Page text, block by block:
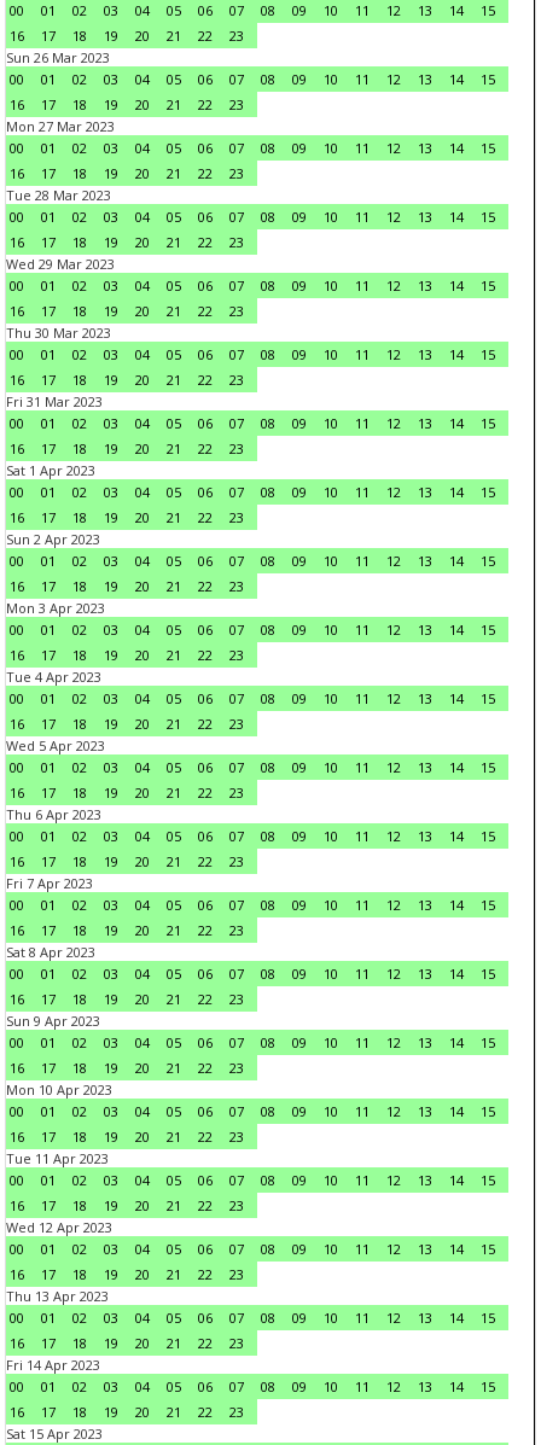
00
01 02 03 04 05 06 07 08 09 10 11 12 13 14
15
16
17 18 19 20 21 22
23
Sun 26 Mar 2023
00
01 02 03 04 05 06 07 08 09 10 11 12 13 14
15
16
17 18 19 20 21 22
23
Mon 27 Mar 2023
00
01 02 03 04 05 06 07 08 09 10 11 12 13 14
15
16
17 18 19 20 21 22
23
Tue 28 Mar 2023
00
01 02 03 04 05 06 07 08 09 10 11 12 13 14
15
16
17 18 19 20 21 22
23
Wed 29 Mar 2023
00
01 02 03 04 05 06 07 08 09 10 11 12 13 14
15
16
17 18 19 20 21 22
23
Thu 30 Mar 2023
00
01 02 03 04 05 06 07 08 09 10 11 12 13 14
15
16
17 18 19 20 21 22
23
Fri 31 Mar 2023
00
01 02 03 04 05 06 07 08 09 10 11 12 13 14
15
16
17 18 19 20 21 22
23
Sat 1 Apr 2023
00
01 02 03 04 05 06 07 08 09 10 11 12 13 14
15
16
17 18 19 20 21 22
23
Sun 2 Apr 2023
00
01 02 03 04 05 06 07 08 09 10 11 12 13 14
15
16
17 18 19 20 21 22
23
Mon 3 Apr 2023
00
01 02 03 04 05 06 07 08 09 10 11 12 13 14
15
16
17 18 19 20 21 22
23
Tue 4 Apr 2023
00
01 02 03 04 05 06 07 08 09 10 11 12 13 14
15
16
17 18 19 20 21 22
23
Wed 5 Apr 2023
00
01 02 03 04 05 06 07 08 09 10 11 12 13 14
15
16
17 18 19 20 21 22
23
Thu 6 Apr 2023
00
01 02 03 04 05 06 07 08 09 10 11 12 13 14
15
16
17 18 19 20 21 22
23
Fri 7 Apr 2023
00
01 02 03 04 05 06 07 08 09 10 11 12 13 14
15
16
17 18 19 20 21 22
23
Sat 8 Apr 2023
00
01 02 03 04 05 06 07 08 09 10 11 12 13 14
15
16
17 18 19 20 21 22
23
Sun 9 Apr 2023
00
01 02 03 04 05 06 07 08 09 10 11 12 13 14
15
16
17 18 19 20 21 22
23
Mon 10 Apr 2023
00
01 02 03 04 05 06 07 08 09 10 11 12 13 14
15
16
17 18 19 20 21 22
23
Tue 11 Apr 2023
00
01 02 03 04 05 06 07 08 09 10 11 12 13 14
15
16
17 18 19 20 21 22
23
Wed 12 Apr 2023
00
01 02 03 04 05 06 07 08 09 10 11 12 13 14
15
16
17 18 19 20 21 22
23
Thu 13 Apr 2023
00
01 02 03 04 05 06 07 08 09 10 11 12 13 14
15
16
17 18 19 20 21 22
23
Fri 14 Apr 2023
00
01 02 03 04 05 06 07 08 09 10 11 12 13 14
15
16
17 18 19 20 21 22
23
Sat 15 Apr 2023